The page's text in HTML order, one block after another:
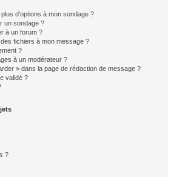
d’options à mon sondage ?
un sondage ?
à un forum ?
fichiers à mon message ?
?
à un modérateur ?
» dans la page de rédaction de message ?
validé ?
?